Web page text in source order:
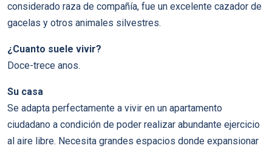
considerado raza de compañía, fue un excelente cazador de
gacelas y otros animales silvestres.
¿Cuanto suele vivir?
Doce-trece anos.
Su casa
Se adapta perfectamente a vivir en un apartamento
ciudadano a condición de poder realizar abundante ejercicio
al aire libre. Necesita grandes espacios donde expansionar